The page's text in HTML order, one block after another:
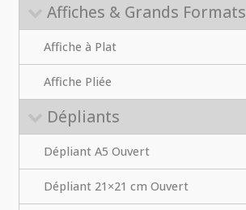
Affiches & Grands Formats
Affiche à Plat
Affiche Pliée
Dépliants
Dépliant A5 Ouvert
Dépliant 21×21 cm Ouvert